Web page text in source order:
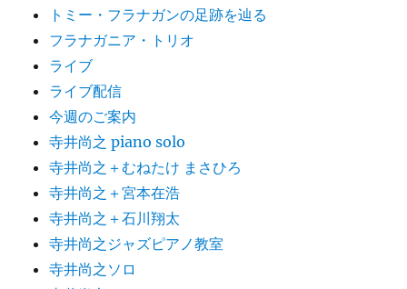
トミー・フラナガンの足跡を辿る
フラナガニア・トリオ
ライブ
ライブ配信
今週のご案内
寺井尚之 piano solo
寺井尚之＋むねたけ まさひろ
寺井尚之＋宮本在浩
寺井尚之＋石川翔太
寺井尚之ジャズピアノ教室
寺井尚之ソロ